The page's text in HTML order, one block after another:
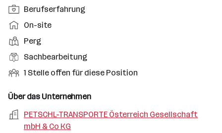
n
s
t
e
l
u
g
s
P
o
i
t
i
n
e
Berufserfahrung
A
r
b
e
i
s
m
o
On-site
D
i
n
t
o
Perg
B
e
u
s
Sachbearbeitung
O
f
n
1 Stelle offen für diese Position
Über das Unternehmen
A
PETSCHL-TRANSPORTE Österreich Gesellschaft
mbH & Co KG